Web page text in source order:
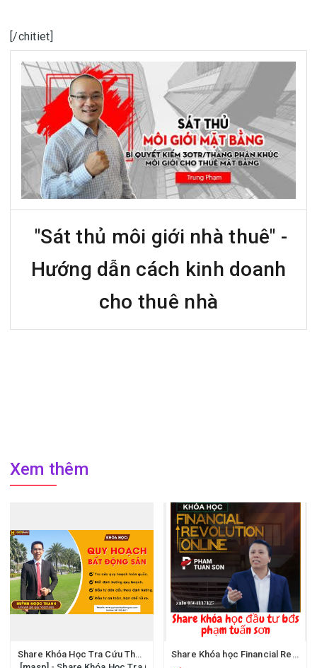
[/chitiet]
"Sát thủ môi giới nhà thuê" -
Hướng dẫn cách kinh doanh
cho thuê nhà
Xem thêm
Share Khóa Học Tra Cứu Thông Tin Quy Hoạch Bất Động Sản Huỳnh Ngọc Thanh Hatagroup
Share Khóa học Financial Revolution của diễn giả Phạm Tuấn Sơn - Làm Giàu Nhờ Đầu Tư Bất Động Sản